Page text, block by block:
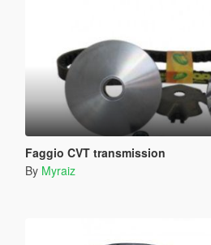
Faggio CVT transmission
By Myraiz